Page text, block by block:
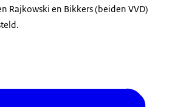
Rajkowski en Bikkers (beiden VVD)